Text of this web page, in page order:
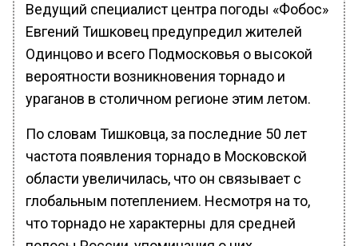
Ведущий специалист центра погоды «Фобос»
Евгений Тишковец предупредил жителей
Одинцово и всего Подмосковья о высокой
вероятности возникновения торнадо и
ураганов в столичном регионе этим летом.
По словам Тишковца, за последние 50 лет
частота появления торнадо в Московской
области увеличилась, что он связывает с
глобальным потеплением. Несмотря на то,
что торнадо не характерны для средней